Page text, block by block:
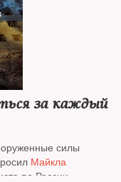
за каждый
силы
Майкла
по России